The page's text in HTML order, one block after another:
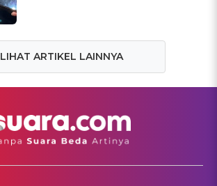
LIHAT ARTIKEL LAINNYA